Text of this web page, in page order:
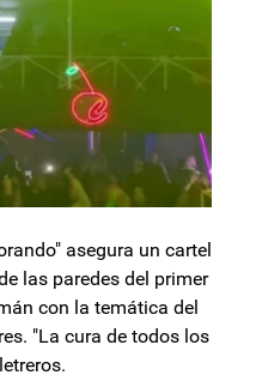
asegura un cartel
las paredes del primer
con la temática del
"La cura de todos los